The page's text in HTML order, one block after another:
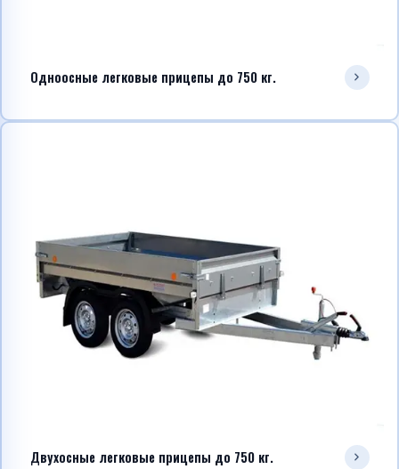
Одноосные легковые прицепы до 750 кг.
Двухосные легковые прицепы до 750 кг.